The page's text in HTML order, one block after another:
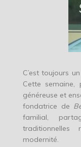
C’est toujours
Cette semaine,
généreuse et
fondatrice de
familial,
modernité.